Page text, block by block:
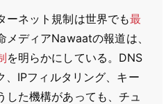
ーネット規制は世界でも最
メディアNawaatの報道は、
を明らかにしている。DNS
、IPフィルタリング、キー
した機構があっても、チュ